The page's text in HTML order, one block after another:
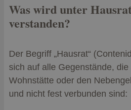
Was wird unter
verstanden?
Der Begriff „Hausrat“
sich auf alle Gegenstände,
Wohnstätte oder den
und nicht fest verbunden sind: